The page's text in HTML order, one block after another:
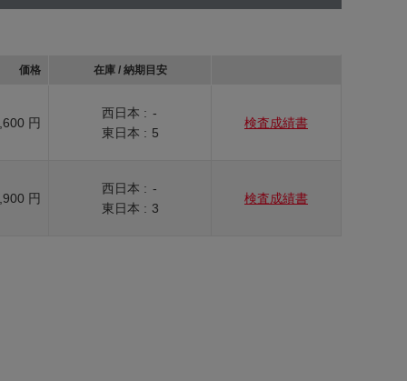
価格 在庫 / 納期目安
円
西日本 : -
東日本 : 5
検査成績書
円
西日本 : -
東日本 : 3
検査成績書